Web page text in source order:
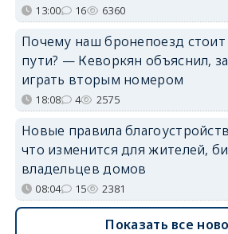
13:00 16 6360
Почему наш бронепоезд стоит
пути? — Кеворкян объяснил,
играть вторым номером
18:08 4 2575
Новые правила
что изменится для жителей,
владельцев домов
08:04 15 2381
Показать все